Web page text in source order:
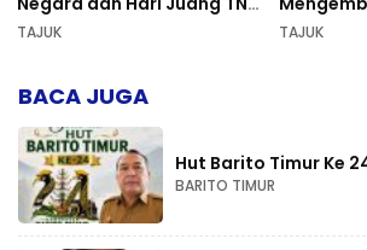
AD di Palangka Raya
TAJUK
Pers dan
TAJUK
BACA JUGA
Hut Barito Timur Ke
BARITO TIMUR